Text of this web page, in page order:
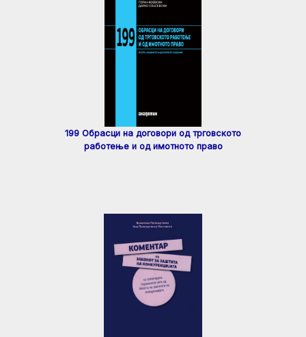
199 Обрасци на договори од трговското
работење и од имотното право